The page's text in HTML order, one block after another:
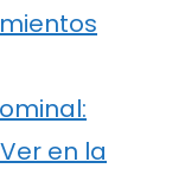
en la